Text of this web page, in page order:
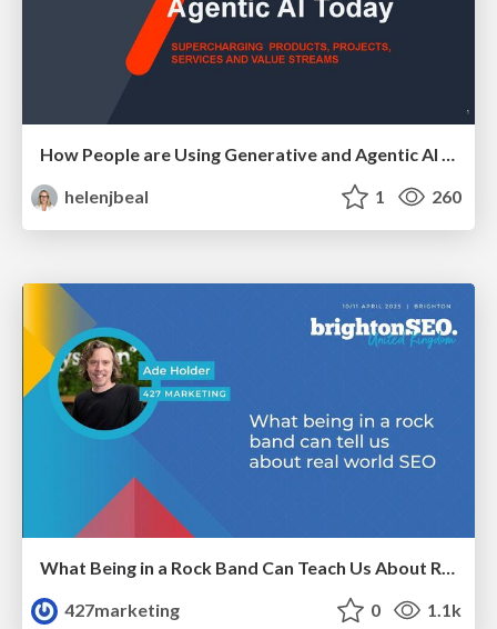
How People are Using Generative and Agentic AI to Supercharge Their Products, Projects, Services and Value Streams Today
helenjbeal
1 260
What Being in a Rock Band Can Teach Us About Real World SEO
427marketing
0 1.1k